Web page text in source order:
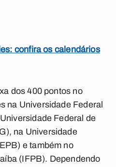
confira os calendários
dos 400 pontos no
na Universidade Federal
Federal de
na Universidade
e também no
(IFPB). Dependendo